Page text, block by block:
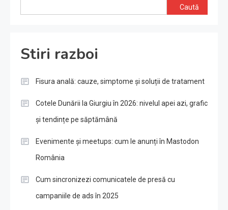
Caută
Stiri razboi
Fisura anală: cauze, simptome și soluții de tratament
Cotele Dunării la Giurgiu în 2026: nivelul apei azi, grafic
și tendințe pe săptămână
Evenimente și meetups: cum le anunți în Mastodon
România
Cum sincronizezi comunicatele de presă cu
campaniile de ads în 2025